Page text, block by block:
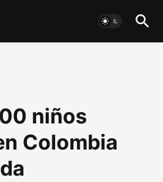
niños
Colombia